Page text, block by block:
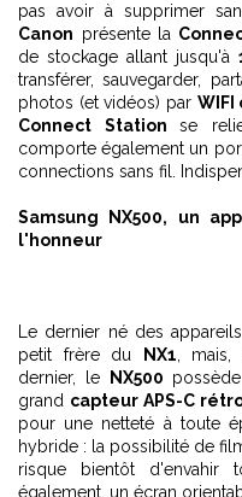
pas avoir à supprimer
Canon présente la
de stockage allant jusqu'à
transférer, sauvegarder,
photos (et vidéos) par WIFI
Connect Stationse
comporte également un
connections sans fil.
Samsung NX500, un
l'honneur
Le dernier né des
petit frère du
NX1 ,
dernier, le
NX500
grand capteur APS-C
pour une netteté à toute
hybride : la possibilité de
risque bientôt d'envahir
également, un écran